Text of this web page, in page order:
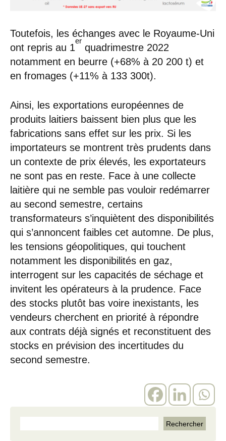
Toutefois, les échanges avec le Royaume-Uni
ont repris au 1
er
quadrimestre 2022
notamment en beurre (+68% à 20 200 t) et
en fromages (+11% à 133 300t).
Ainsi, les exportations européennes de
produits laitiers baissent bien plus que les
fabrications sans effet sur les prix. Si les
importateurs se montrent très prudents dans
un contexte de prix élevés, les exportateurs
ne sont pas en reste. Face à une collecte
laitière qui ne semble pas vouloir redémarrer
au second semestre, certains
transformateurs s’inquiètent des disponibilités
qui s’annoncent faibles cet automne. De plus,
les tensions géopolitiques, qui touchent
notamment les disponibilités en gaz,
interrogent sur les capacités de séchage et
invitent les opérateurs à la prudence. Face
des stocks plutôt bas voire inexistants, les
vendeurs cherchent en priorité à répondre
aux contrats déjà signés et reconstituent des
stocks en prévision des incertitudes du
second semestre.